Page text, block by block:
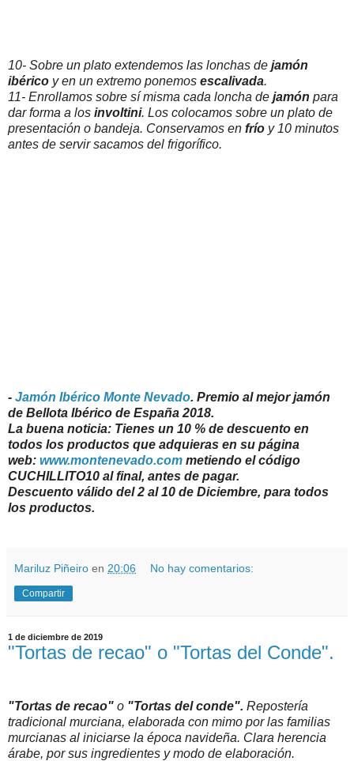
10- Sobre un plato extendemos las lonchas de jamón
ibérico y en un extremo ponemos escalivada.
11- Enrollamos sobre sí misma cada loncha de jamón para
dar forma a los involtini. Los colocamos sobre un plato de
presentación o bandeja. Conservamos en frío y 10 minutos
antes de servir sacamos del frigorífico.
- Jamón Ibérico Monte Nevado. Premio al mejor jamón
de Bellota Ibérico de España 2018.
La buena noticia: Tienes un 10 % de descuento en
todos los productos que adquieras en su página
web: www.montenevado.com metiendo el código
CUCHILLITO10 al final, antes de pagar.
Descuento válido del 2 al 10 de Diciembre, para todos
los productos.
Mariluz Piñeiro en 20:06 No hay comentarios:
Compartir
1 de diciembre de 2019
"Tortas de recao" o "Tortas del Conde".
"Tortas de recao" o "Tortas del conde". Repostería
tradicional murciana, elaborada con mimo por las familias
murcianas al iniciarse la época navideña. Clara herencia
árabe, por sus ingredientes y modo de elaboración.